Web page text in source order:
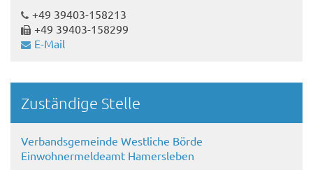
+49 39403-158213
+49 39403-158299
E-Mail
Zuständige Stelle
Verbandsgemeinde Westliche Börde
Einwohnermeldeamt Hamersleben